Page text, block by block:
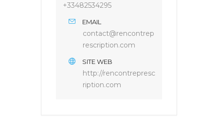
+33482534295
EMAIL
contact@rencontrep
rescription.com
SITE WEB
http://rencontrepresc
ription.com